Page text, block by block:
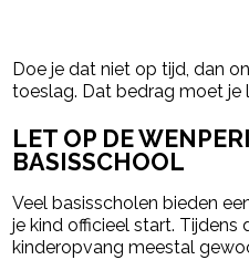
Doe je dat niet op tijd, dan
toeslag. Dat bedrag moet je
LET OP DE
BASISSCHOOL
Veel basisscholen bieden
je kind officieel start. Tijdens
kinderopvang meestal